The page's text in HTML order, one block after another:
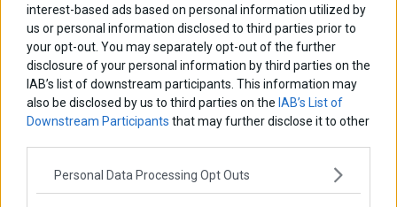
interest-based ads based on personal information utilized by
us or personal information disclosed to third parties prior to
your opt-out. You may separately opt-out of the further
disclosure of your personal information by third parties on the
IAB’s list of downstream participants. This information may
also be disclosed by us to third parties on the IAB’s List of
Downstream Participants that may further disclose it to other
Personal Data Processing Opt Outs
ΑΡΘΡΟΓΡΑΦΟΙ